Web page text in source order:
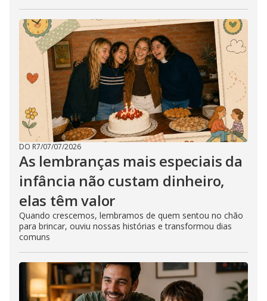
DO R7/07/07/2026
As lembranças mais especiais da
infância não custam dinheiro,
elas têm valor
Quando crescemos, lembramos de quem sentou no chão
para brincar, ouviu nossas histórias e transformou dias
comuns